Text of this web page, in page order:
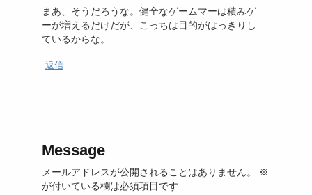
まあ、そうだろうな。健全なゲームマーは積みゲ
ーが増えるだけだが、こっちは目的がはっきりし
ているからな。
返信
Message
メールアドレスが公開されることはありません。
※
が付いている欄は必須項目です